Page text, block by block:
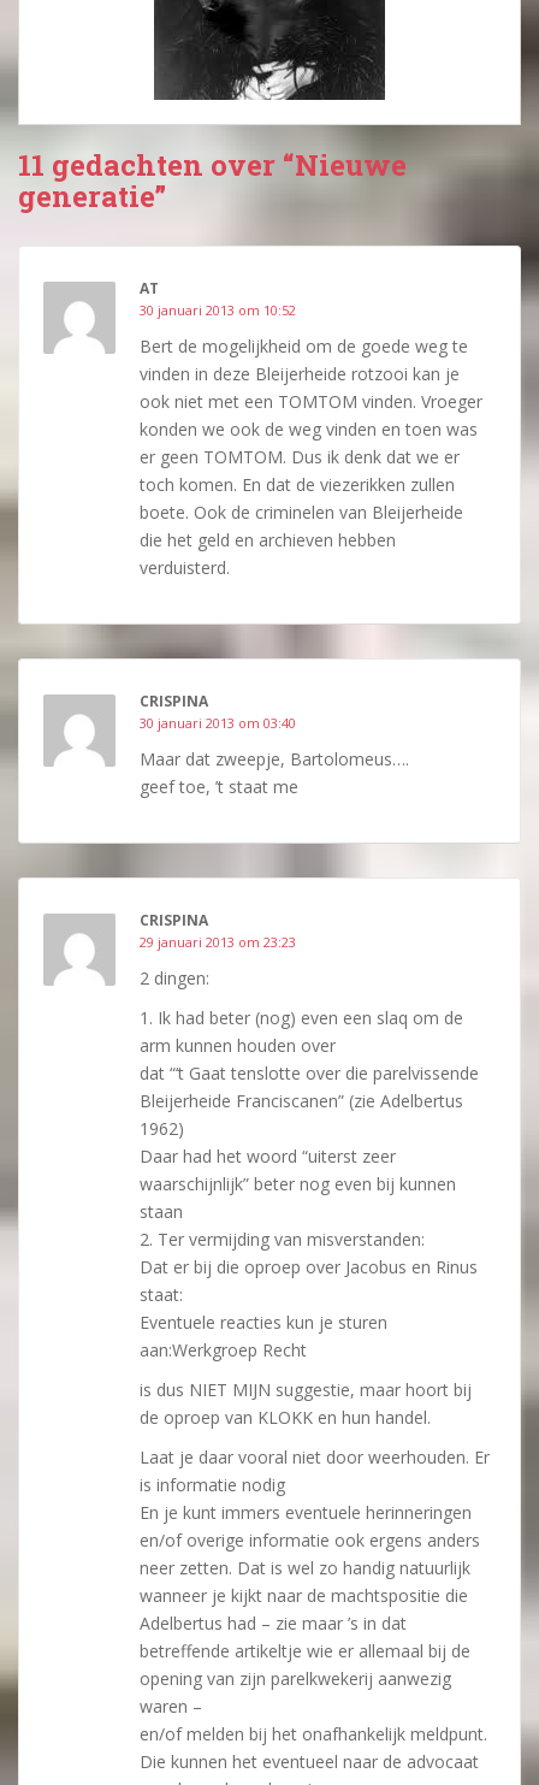
11 gedachten over “Nieuwe
generatie”
AT
30 januari 2013 om 10:52
Bert de mogelijkheid om de goede weg te
vinden in deze Bleijerheide rotzooi kan je
ook niet met een TOMTOM vinden. Vroeger
konden we ook de weg vinden en toen was
er geen TOMTOM. Dus ik denk dat we er
toch komen. En dat de viezerikken zullen
boete. Ook de criminelen van Bleijerheide
die het geld en archieven hebben
verduisterd.
CRISPINA
30 januari 2013 om 03:40
Maar dat zweepje, Bartolomeus….
geef toe, ’t staat me
CRISPINA
29 januari 2013 om 23:23
2 dingen:
1. Ik had beter (nog) even een slaq om de
arm kunnen houden over
dat “‘t Gaat tenslotte over die parelvissende
Bleijerheide Franciscanen” (zie Adelbertus
1962)
Daar had het woord “uiterst zeer
waarschijnlijk” beter nog even bij kunnen
staan
2. Ter vermijding van misverstanden:
Dat er bij die oproep over Jacobus en Rinus
staat:
Eventuele reacties kun je sturen
aan:Werkgroep Recht
is dus NIET MIJN suggestie, maar hoort bij
de oproep van KLOKK en hun handel.
Laat je daar vooral niet door weerhouden. Er
is informatie nodig
En je kunt immers eventuele herinneringen
en/of overige informatie ook ergens anders
neer zetten. Dat is wel zo handig natuurlijk
wanneer je kijkt naar de machtspositie die
Adelbertus had – zie maar ’s in dat
betreffende artikeltje wie er allemaal bij de
opening van zijn parelkwekerij aanwezig
waren –
en/of melden bij het onafhankelijk meldpunt.
Die kunnen het eventueel naar de advocaat